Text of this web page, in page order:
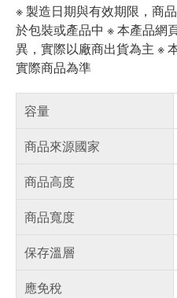
※ 製造日期與有效期限，商
於包裝或產品中 ※ 本產品網
異，實際以廠商出貨為主 ※
實際商品為準
容量
商品來源國家
商品高度
商品寬度
保存溫層
應免稅